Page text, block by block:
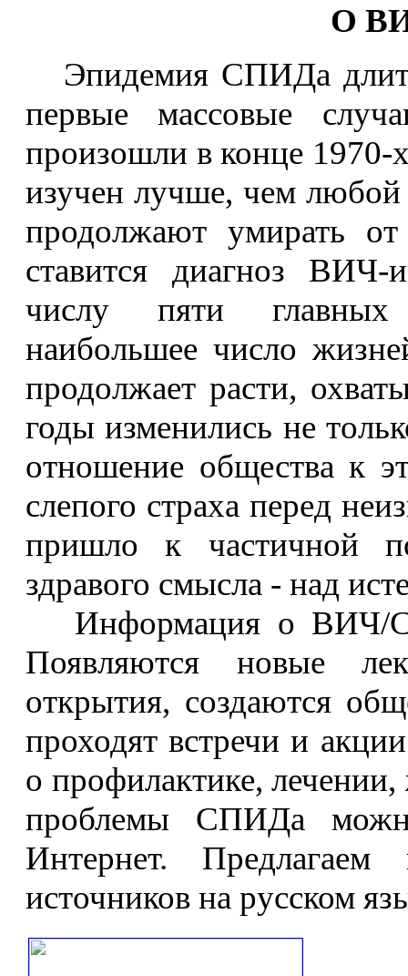
О
Эпидемия СПИДа
первые массовые
произошли в конце
изучен лучше, чем
продолжают умирать
ставится диагноз
числу пяти главных
наибольшее число
продолжает расти,
годы изменились не
отношение общества к
слепого страха перед
пришло к частичной
здравого смысла - над
Информация о ВИЧ/
Появляются новые
открытия, создаются
проходят встречи и
о профилактике,
проблемы СПИДа
Интернет.
источников на русском